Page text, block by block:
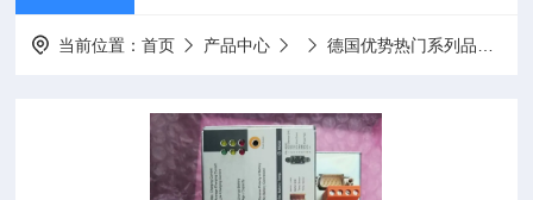
当前位置：首页 产品中心 德国优势热门系列品牌